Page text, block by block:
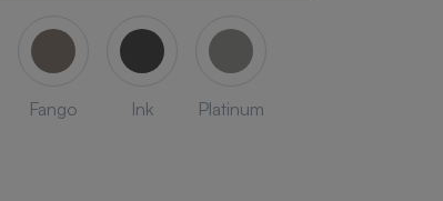
Fango Ink Platinum